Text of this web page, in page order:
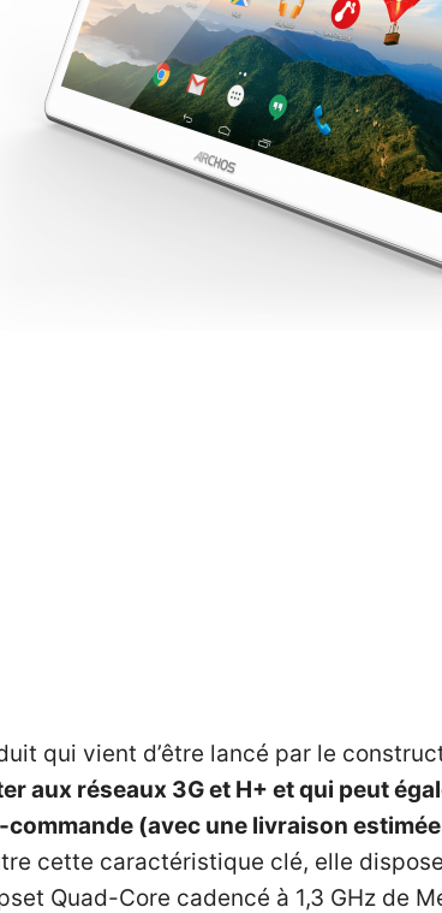
qui vient d’être lancé par le
aux réseaux 3G et H+ et qui peut
commande (avec une livraison
cette caractéristique clé, elle
Quad-Core cadencé à 1,3 GHz de